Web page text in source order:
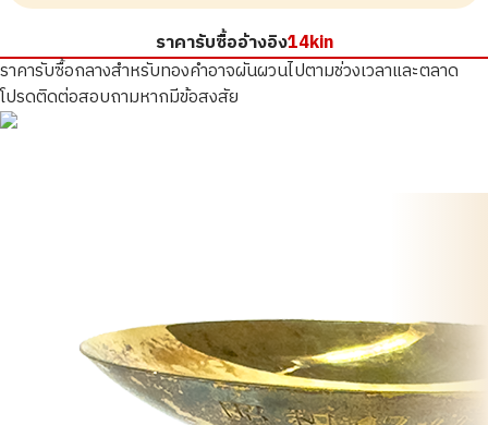
ราคารับซื้ออ้างอิง14kin
ราคารับซื้อกลางสำหรับทองคำอาจผันผวนไปตามช่วงเวลาและตลาด
โปรดติดต่อสอบถามหากมีข้อสงสัย